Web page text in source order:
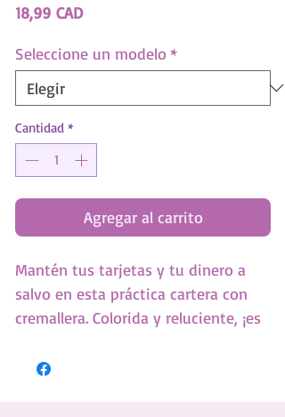
18,99 CADPrecio
Seleccione un modelo *
Cantidad *
Agregar al carrito
Mantén tus tarjetas y tu dinero a
salvo en esta práctica cartera con
cremallera. Colorida y reluciente, ¡es